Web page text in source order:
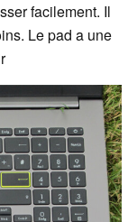
facilement. Il
Le pad a une